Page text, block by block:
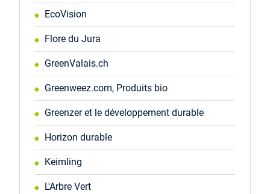
EcoVision
Flore du Jura
GreenValais.ch
Greenweez.com, Produits bio
Greenzer et le développement durable
Horizon durable
Keimling
L'Arbre Vert